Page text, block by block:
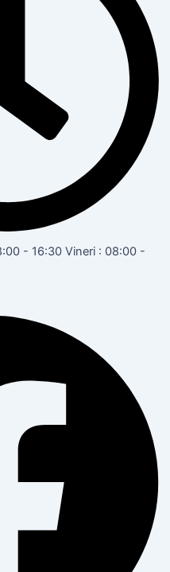
- 16:30 Vineri : 08:00 -